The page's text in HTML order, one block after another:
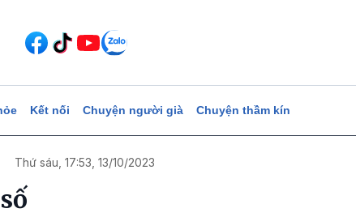
Kết nối Chuyện người già Chuyện thầm kín
Thứ sáu, 17:53, 13/10/2023